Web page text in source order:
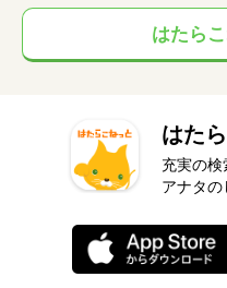
はたら
はた
充実の
アナタの